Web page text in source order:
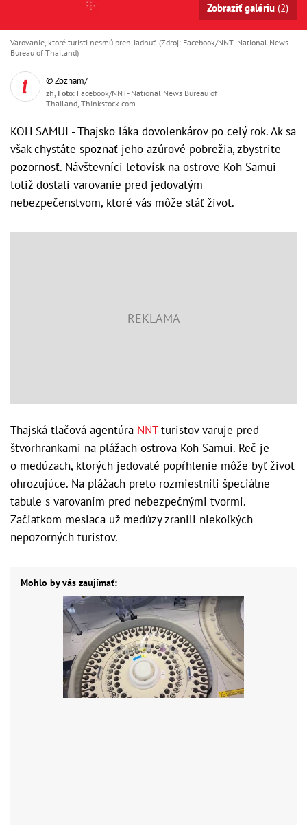
Zobraziť galériu (2)
Varovanie, ktoré turisti nesmú prehliadnuť. (Zdroj: Facebook/NNT- National News
Bureau of Thailand)
© Zoznam/
zh, Foto: Facebook/NNT- National News Bureau of
Thailand, Thinkstock.com
KOH SAMUI - Thajsko láka dovolenkárov po celý rok. Ak sa
však chystáte spoznať jeho azúrové pobrežia, zbystrite
pozornosť. Návštevníci letovísk na ostrove Koh Samui
totiž dostali varovanie pred jedovatým
nebezpečenstvom, ktoré vás môže stáť život.
Thajská tlačová agentúra NNTturistov varuje pred
štvorhrankami na plážach ostrova Koh Samui. Reč je
o medúzach, ktorých jedovaté popŕhlenie môže byť život
ohrozujúce. Na plážach preto rozmiestnili špeciálne
tabule s varovaním pred nebezpečnými tvormi.
Začiatkom mesiaca už medúzy zranili niekoľkých
nepozorných turistov.
Mohlo by vás zaujímať: